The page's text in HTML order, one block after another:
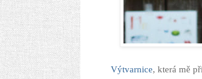
Výtvarnice, která mě